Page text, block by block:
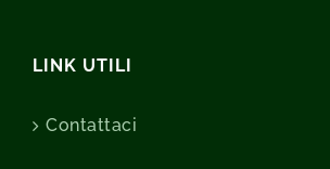
LINK UTILI
Contattaci